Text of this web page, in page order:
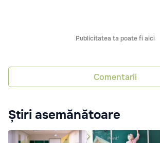
Publicitatea ta poate fi aici
Comentarii
Știri asemănătoare